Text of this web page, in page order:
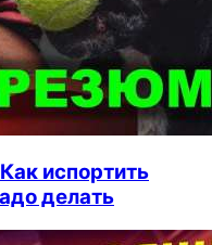
испортить
делать